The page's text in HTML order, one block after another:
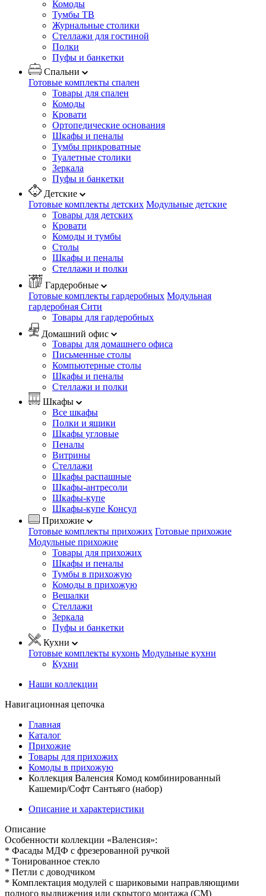
Комоды
Тумбы ТВ
Журнальные столики
Стеллажи для гостиной
Полки
Пуфы и банкетки
Спальни
Готовые комплекты спален
Товары для спален
Комоды
Кровати
Ортопедические основания
Шкафы и пеналы
Тумбы прикроватные
Туалетные столики
Зеркала
Пуфы и банкетки
Детские
Готовые комплекты детских Модульные детские
Товары для детских
Кровати
Комоды и тумбы
Столы
Шкафы и пеналы
Стеллажи и полки
Гардеробные
Готовые комплекты гардеробных Модульная
гардеробная Сити
Товары для гардеробных
Домашний офис
Товары для домашнего офиса
Письменные столы
Компьютерные столы
Шкафы и пеналы
Стеллажи и полки
Шкафы
Все шкафы
Полки и ящики
Шкафы угловые
Пеналы
Витрины
Стеллажи
Шкафы распашные
Шкафы-антресоли
Шкафы-купе
Шкафы-купе Консул
Прихожие
Готовые комплекты прихожих Готовые прихожие
Модульные прихожие
Товары для прихожих
Шкафы и пеналы
Тумбы в прихожую
Комоды в прихожую
Вешалки
Стеллажи
Зеркала
Пуфы и банкетки
Кухни
Готовые комплекты кухонь Модульные кухни
Кухни
Наши коллекции
Навигационная цепочка
Главная
Каталог
Прихожие
Товары для прихожих
Комоды в прихожую
Коллекция Валенсия Комод комбинированный
Кашемир/Софт Сантьяго (набор)
Описание и характеристики
Описание
Особенности коллекции «Валенсия»:
* Фасады МДФ с фрезерованной ручкой
* Тонированное стекло
* Петли с доводчиком
* Комплектация модулей с шариковыми направляющими
полного выдвижения или скрытого монтажа (СМ)